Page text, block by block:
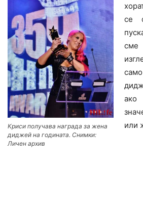
Криси получава награда за жена
диджей на годината. Снимки:
Личен архив
се
или